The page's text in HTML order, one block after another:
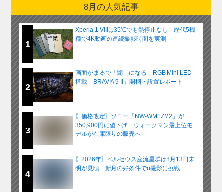
8月の人気記事
1
Xperia 1 VIIIは35℃でも熱停止なし 歴代5機
種で4K動画の連続撮影時間を実測
2
画面がまるで「闇」になる RGB Mini LED
搭載「BRAVIA 9 II」開梱・設置レポート
3
〖価格改定〗ソニー「NW-WM1ZM2」が
350,900円に値下げ ウォークマン最上位モ
デルが在庫限りの販売へ
4
〖2026年〗ペルセウス座流星群は8月13日未
明が見頃 新月の好条件でα撮影に挑戦